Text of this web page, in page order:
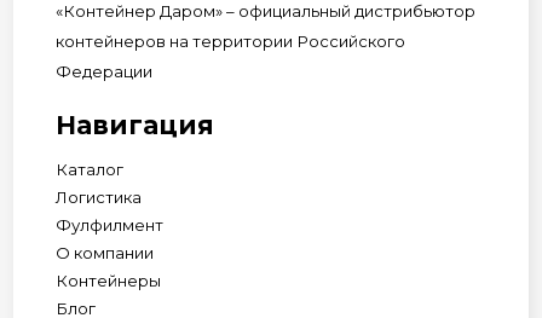
«Контейнер Даром» – официальный дистрибьютор
контейнеров на территории Российского
Федерации
Навигация
Каталог
Логистика
Фулфилмент
О компании
Контейнеры
Блог